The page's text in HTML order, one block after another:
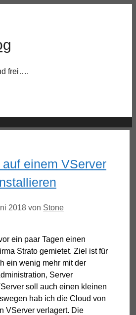
frei….
einem VServer
2018 von Stone
ein paar Tagen einen
Strato gemietet. Ziel ist für
ein wenig mehr mit der
Server
soll auch einen kleinen
hab ich die Cloud von
VServer verlagert. Die